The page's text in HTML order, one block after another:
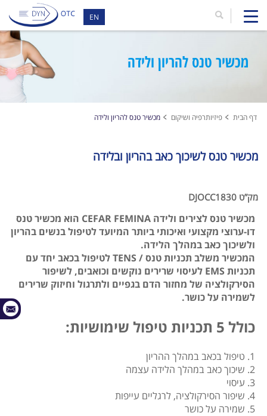
EN
מכשיר טנס להריון ולידה
דף הבית פיזיותרפיה ושיקום מכשיר טנס להריון ולידה
מכשיר טנס לשיכוך כאב בהריון ובלידה
מק”ט DJOCC1830
מכשיר טנס לצירים ולידה CEFAR FEMINA הוא מכשיר טנס
דו-ערוצי מקצועי ואיכותי ביותר המיועד לטיפול בנשים בהריון
ולשיכוך כאב במהלך הלידה.
המכשיר משלב תכניות טנס / TENS לטיפול בכאב יחד עם
תכניות EMS לעיסוי שרירים נוקשים וכואבים, לשיפור
הסירקולציה של מחזור הדם בגפיים ולתרגול וחיזוק שרירים
לשמירה על כושר.
כולל 5 תכניות טיפול שימושיות:
1. טיפול בכאב במהלך ההריון
2. שיכוך כאב במהלך הלידה עצמה
3. עיסוי
4. שיפור הסירקולציה, לרגליים עייפות
5. שמירה על כושר